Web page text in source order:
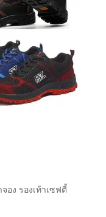
อง รองเท้าเซฟตี้